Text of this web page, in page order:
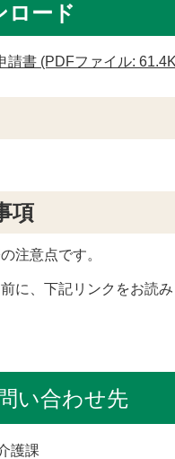
ロード
請書 (PDFファイル:
項
注意点です。
に、下記リンクをお読み
い合わせ先
護課